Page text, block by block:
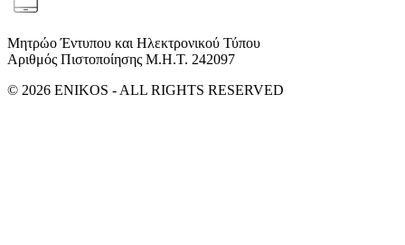
Μητρώο Έντυπου και Ηλεκτρονικού Τύπου
Αριθμός Πιστοποίησης Μ.Η.Τ. 242097
© 2026 ENIKOS - ALL RIGHTS RESERVED